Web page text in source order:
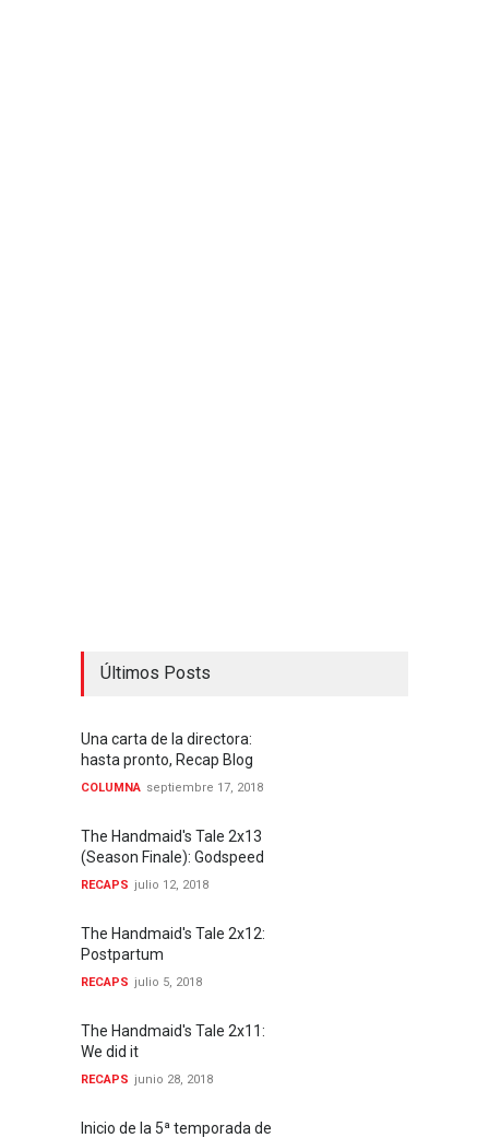
Últimos Posts
Una carta de la directora:
hasta pronto, Recap Blog
COLUMNA septiembre 17, 2018
The Handmaid's Tale 2x13
(Season Finale): Godspeed
RECAPS julio 12, 2018
The Handmaid's Tale 2x12:
Postpartum
RECAPS julio 5, 2018
The Handmaid's Tale 2x11:
We did it
RECAPS junio 28, 2018
Inicio de la 5ª temporada de